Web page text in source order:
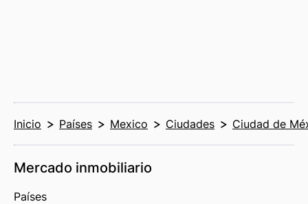
Inicio Países Mexico Ciudades Ciudad de
Mercado inmobiliario
Países